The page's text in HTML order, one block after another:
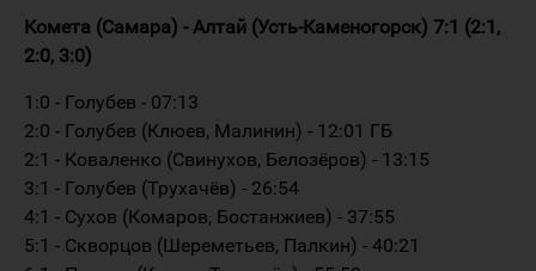
Комета (Самара) - Алтай (Усть-Каменогорск) 7:1 (2:1,
2:0, 3:0)
1:0 - Голубев - 07:13
2:0 - Голубев (Клюев, Малинин) - 12:01 ГБ
2:1 - Коваленко (Свинухов, Белозёров) - 13:15
3:1 - Голубев (Трухачёв) - 26:54
4:1 - Сухов (Комаров, Бостанжиев) - 37:55
5:1 - Скворцов (Шереметьев, Палкин) - 40:21